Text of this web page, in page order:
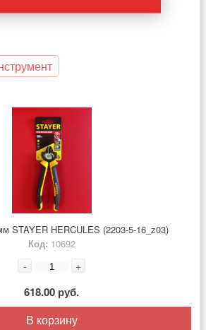
STAYER HERCULES (2203-5-16_z03)
Код: 10692
- +
618.00 руб.
В корзину